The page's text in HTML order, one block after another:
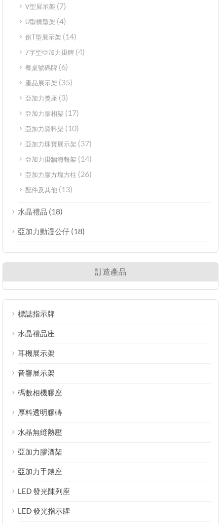
V型展示架 (7)
U型橋型架 (4)
倒T型展示架 (14)
7字型亞加力掛牌 (4)
餐桌號碼牌 (6)
產品展示架 (35)
亞加力獎座 (3)
亞加力膠相架 (17)
亞加力資料架 (10)
亞加力珠寶展示架 (37)
亞加力掛牆海報架 (14)
亞加力膠方塊方柱 (26)
配件及其他 (13)
水晶禮品 (18)
亞加力動漫公仔 (18)
訂造產品
標誌指示牌
水晶禮品座
耳機展示架
音響展示架
碼數相機膠座
厚料透明膠磚
水晶無縫熱壓
亞加力膠酒架
亞加力手錶座
LED 發光陳列座
LED 發光指示牌